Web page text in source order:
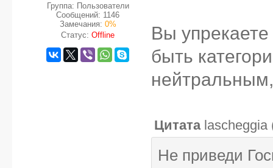
Группа: Пользователи
Сообщений: 1146
Замечания: 0%
Статус: Offline
Вы
быть
Цитата lascheggia
Не приведи